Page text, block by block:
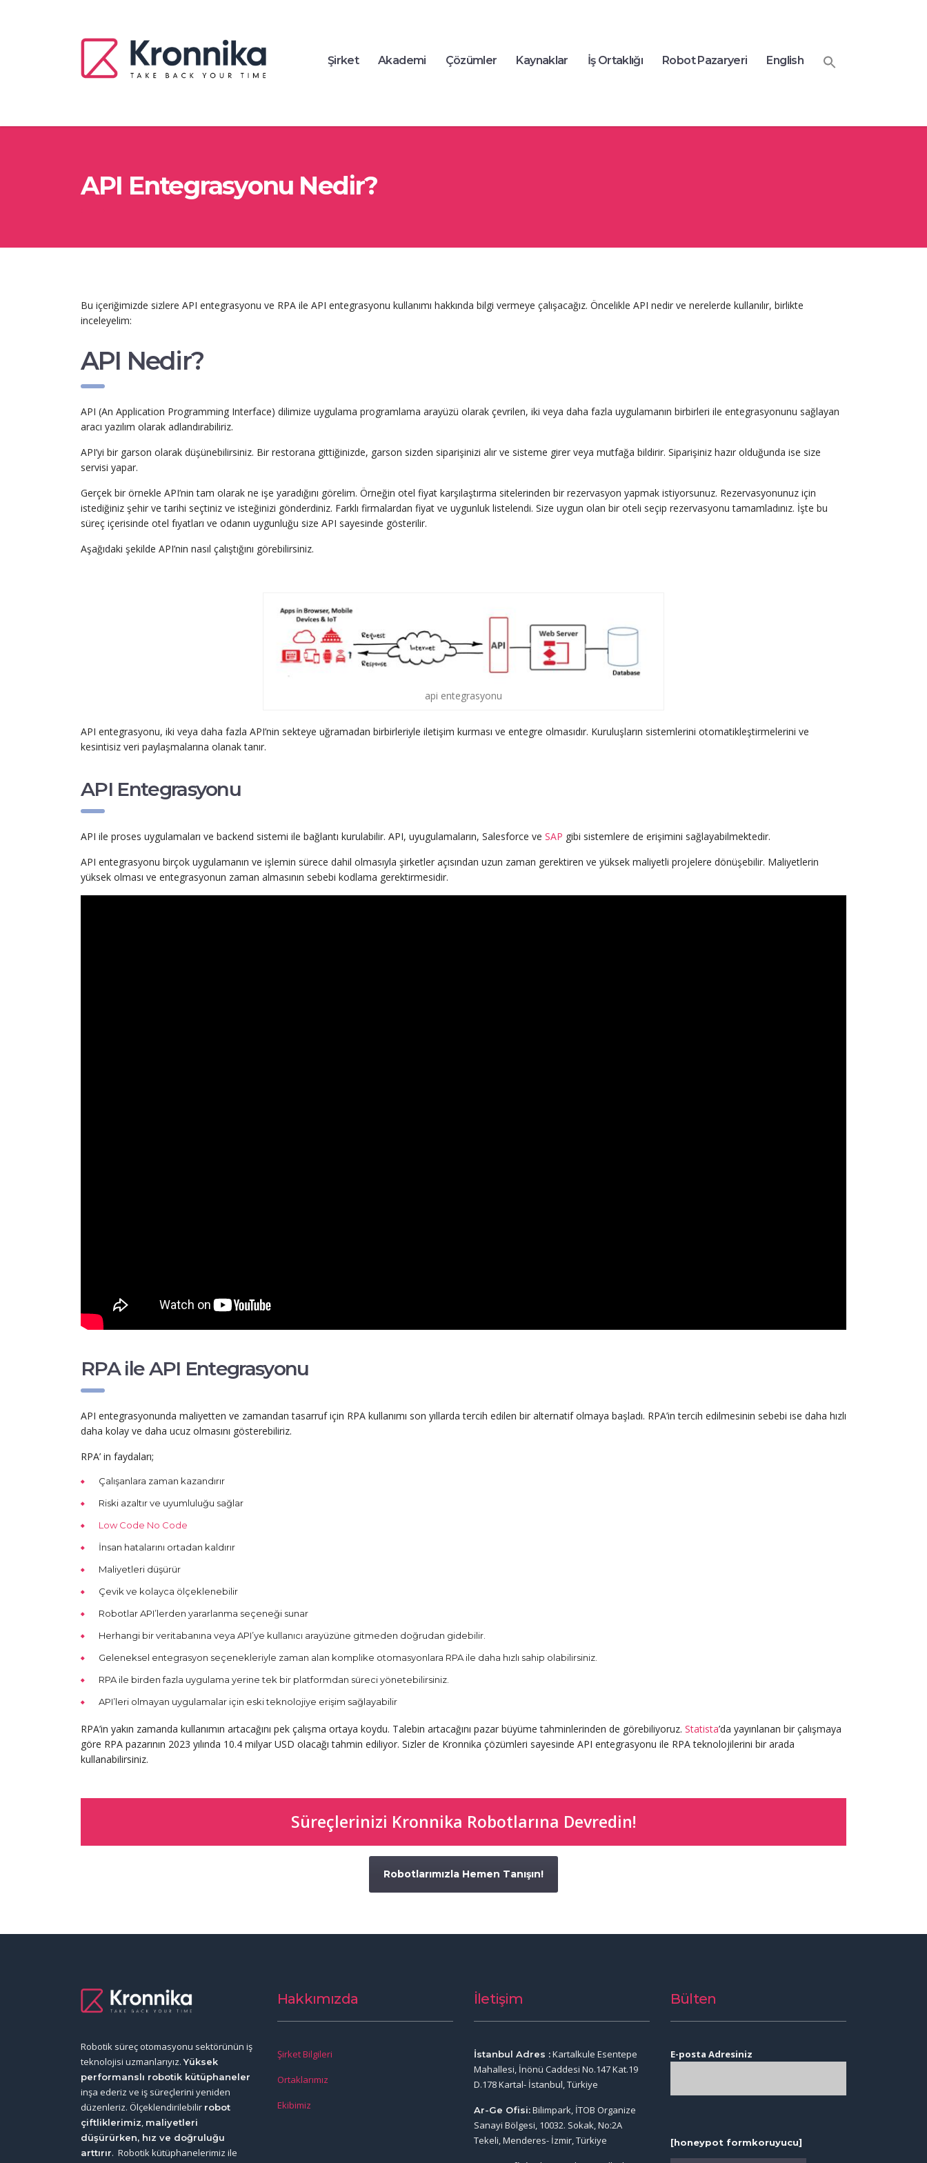
Şirket Akademi Çözümler Kaynaklar İş Ortaklığı Robot Pazaryeri English
API Entegrasyonu Nedir?
Bu içeriğimizde sizlere API entegrasyonu ve RPA ile API entegrasyonu kullanımı hakkında bilgi vermeye çalışacağız. Öncelikle API nedir ve nerelerde kullanılır, birlikte
inceleyelim:
API Nedir?
API (An Application Programming Interface) dilimize uygulama programlama arayüzü olarak çevrilen, iki veya daha fazla uygulamanın birbirleri ile entegrasyonunu sağlayan
aracı yazılım olarak adlandırabiliriz.
API’yi bir garson olarak düşünebilirsiniz. Bir restorana gittiğinizde, garson sizden siparişinizi alır ve sisteme girer veya mutfağa bildirir. Siparişiniz hazır olduğunda ise size
servisi yapar.
Gerçek bir örnekle API’nin tam olarak ne işe yaradığını görelim. Örneğin otel fiyat karşılaştırma sitelerinden bir rezervasyon yapmak istiyorsunuz. Rezervasyonunuz için
istediğiniz şehir ve tarihi seçtiniz ve isteğinizi gönderdiniz. Farklı firmalardan fiyat ve uygunluk listelendi. Size uygun olan bir oteli seçip rezervasyonu tamamladınız. İşte bu
süreç içerisinde otel fıyatları ve odanın uygunluğu size API sayesinde gösterilir.
Aşağıdaki şekilde API’nin nasıl çalıştığını görebilirsiniz.
api entegrasyonu
API entegrasyonu, iki veya daha fazla API’nin sekteye uğramadan birbirleriyle iletişim kurması ve entegre olmasıdır. Kuruluşların sistemlerini otomatikleştirmelerini ve
kesintisiz veri paylaşmalarına olanak tanır.
API Entegrasyonu
API ile proses uygulamaları ve backend sistemi ile bağlantı kurulabilir. API, uyugulamaların, Salesforce ve SAP gibi sistemlere de erişimini sağlayabilmektedir.
API entegrasyonu birçok uygulamanın ve işlemin sürece dahil olmasıyla şirketler açısından uzun zaman gerektiren ve yüksek maliyetli projelere dönüşebilir. Maliyetlerin
yüksek olması ve entegrasyonun zaman almasının sebebi kodlama gerektirmesidir.
RPA ile API Entegrasyonu
API entegrasyonunda maliyetten ve zamandan tasarruf için RPA kullanımı son yıllarda tercih edilen bir alternatif olmaya başladı. RPA’in tercih edilmesinin sebebi ise daha hızlı
daha kolay ve daha ucuz olmasını gösterebiliriz.
RPA’ in faydaları;
Çalışanlara zaman kazandırır
Riski azaltır ve uyumluluğu sağlar
Low Code No Code
İnsan hatalarını ortadan kaldırır
Maliyetleri düşürür
Çevik ve kolayca ölçeklenebilir
Robotlar API’lerden yararlanma seçeneği sunar
Herhangi bir veritabanına veya API’ye kullanıcı arayüzüne gitmeden doğrudan gidebilir.
Geleneksel entegrasyon seçenekleriyle zaman alan komplike otomasyonlara RPA ile daha hızlı sahip olabilirsiniz.
RPA ile birden fazla uygulama yerine tek bir platformdan süreci yönetebilirsiniz.
API’leri olmayan uygulamalar için eski teknolojiye erişim sağlayabilir
RPA’in yakın zamanda kullanımın artacağını pek çalışma ortaya koydu. Talebin artacağını pazar büyüme tahminlerinden de görebiliyoruz. Statista’da yayınlanan bir çalışmaya
göre RPA pazarının 2023 yılında 10.4 milyar USD olacağı tahmin ediliyor. Sizler de Kronnika çözümleri sayesinde API entegrasyonu ile RPA teknolojilerini bir arada
kullanabilirsiniz.
Süreçlerinizi Kronnika Robotlarına Devredin!
Robotlarımızla Hemen Tanışın!
Robotik süreç otomasyonu sektörünün iş
teknolojisi uzmanlarıyız.Yüksek
performanslı robotik kütüphaneler
inşa ederiz ve iş süreçlerini yeniden
düzenleriz. Ölçeklendirilebilir robot
çiftliklerimiz, maliyetleri
düşürürken, hız ve doğruluğu
arttırır. Robotik kütüphanelerimiz ile
Hakkımızda
Şirket Bilgileri
Ortaklarımız
Ekibimiz
İletişim
İstanbul Adres :Kartalkule Esentepe
Mahallesi, İnönü Caddesi No.147 Kat.19
D.178 Kartal- İstanbul, Türkiye
Ar-Ge Ofisi:Bilimpark, İTOB Organize
Sanayi Bölgesi, 10032. Sokak, No:2A
Tekeli, Menderes- İzmir, Türkiye
Bülten
E-posta Adresiniz
[honeypot formkoruyucu]